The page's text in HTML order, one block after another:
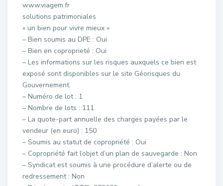
www.viagem.fr
solutions patrimoniales
« un bien pour vivre mieux «
– Bien soumis au DPE : Oui
– Bien en coproprieté : Oui
– Les informations sur les risques auxquels ce bien est
exposé sont disponibles sur le site Géorisques du
Gouvernement.
– Numéro de lot : 1
– Nombre de lots : 111
– La quote-part annuelle des charges payées par le
vendeur (en euro) : 150
– Soumis au statut de copropriété : Oui
– Copropriété fait l’objet d’un plan de sauvegarde : Non
– Syndicat est soumis à une procédure d’alerte ou de
redressement : Non